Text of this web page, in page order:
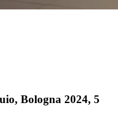
Bologna 2024, 5